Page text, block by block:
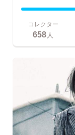
コレクター
658 人